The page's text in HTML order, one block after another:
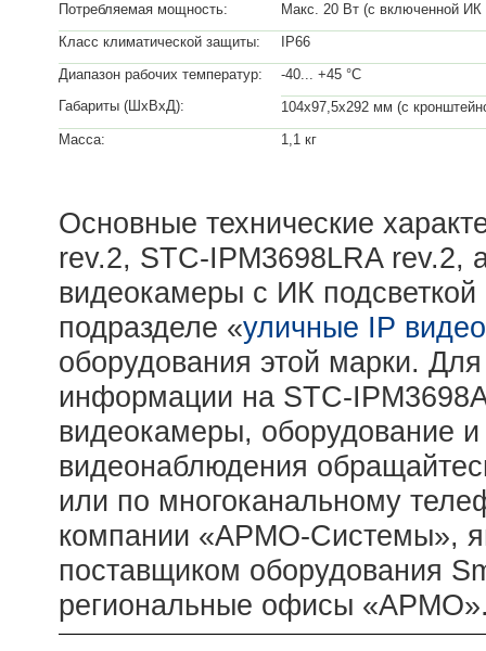
Потребляемая мощность:
Макс. 20 Вт (с включенной ИК
Класс климатической защиты:
IP66
Диапазон рабочих температур:
-40... +45 °С
Габариты (ШхВхД):
104х97,5х292 мм (с
Масса:
1,1 кг
Основные технические
rev.2, STC-IPM3698LRA rev.2,
видеокамеры с ИК
подразделе «уличные IP
оборудования этой марки.
информации на STC-
видеокамеры, оборудование
видеонаблюдения
или по многоканальному
компании «АРМО-Системы»,
поставщиком оборудования
региональные офисы